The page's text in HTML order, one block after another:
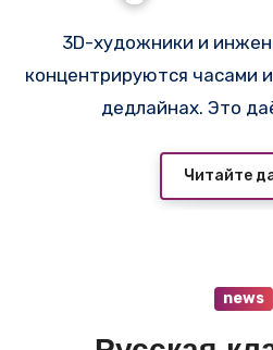
не
3D-художники и инженеры много сидят,
концентрируются часами
дедлайнах. Это
Читайте
news